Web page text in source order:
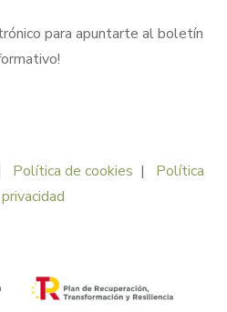
para apuntarte al boletín
Política de cookies | Política